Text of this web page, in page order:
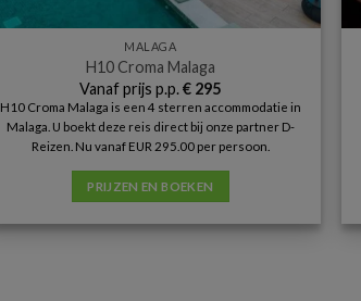
MALAGA
H10 Croma Malaga
Vanaf prijs p.p.€ 295
H10 Croma Malaga is een 4 sterren accommodatie in
Malaga. U boekt deze reis direct bij onze partner D-
Reizen. Nu vanaf EUR 295.00 per persoon.
PRIJZEN EN BOEKEN